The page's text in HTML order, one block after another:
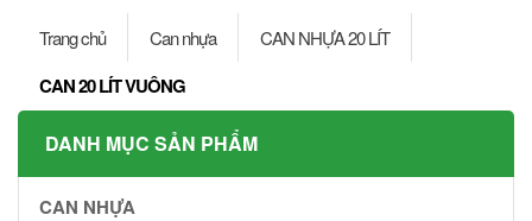
Trang chủ Can nhựa CAN NHỰA 20 LÍT
CAN 20 LÍT VUÔNG
DANH MỤC SẢN PHẨM
CAN NHỰA